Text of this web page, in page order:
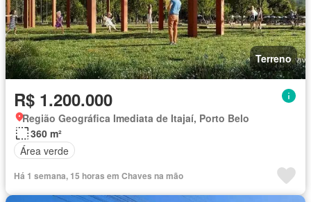
Terreno
R$ 1.200.000
Região Geográfica Imediata de Itajaí, Porto Belo
360 m²
Área verde
Há 1 semana, 15 horas em Chaves na mão